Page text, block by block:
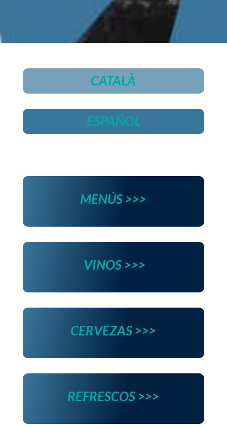
CATALÀ
ESPAÑOL
MENÚS >>>
VINOS >>>
CERVEZAS >>>
REFRESCOS >>>